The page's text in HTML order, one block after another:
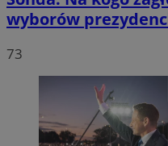
wyborów
73